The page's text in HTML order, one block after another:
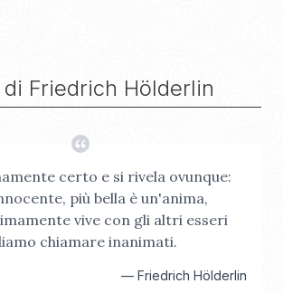
Friedrich Hölderlin
certo e si rivela ovunque:
più bella è un'anima,
vive con gli altri esseri
chiamare inanimati.
— Friedrich Hölderlin